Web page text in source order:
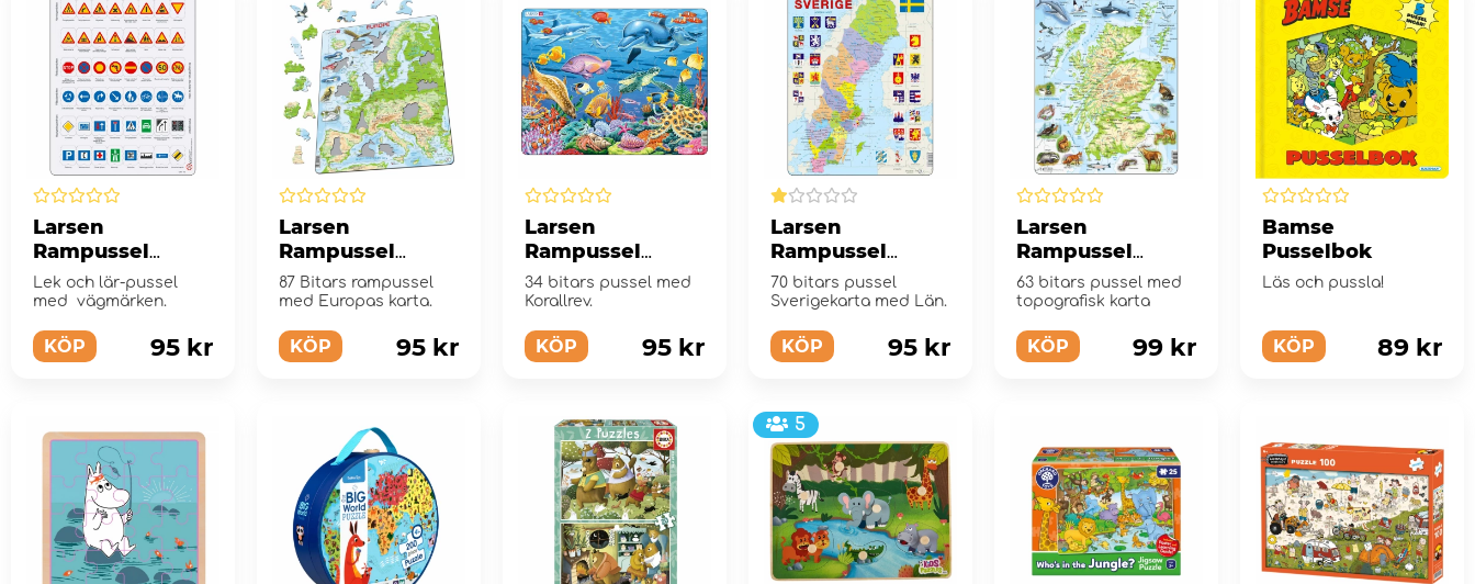
Larsen
Rampussel
Vägmärken 48
Bitar
Lek och lär-pussel
med vägmärken.
KÖP 95 kr
Larsen
Rampussel
Europa karta 87
Bitar
87 Bitars rampussel
med Europas karta.
KÖP 95 kr
Larsen
Rampussel
Korallrev 34
Bitar
34 bitars pussel med
Korallrev.
KÖP 95 kr
Larsen
Rampussel
Sverige Län 70
Bitar
70 bitars pussel
Sverigekarta med Län.
KÖP 95 kr
Larsen
Rampussel
Scotland 63
Bitar
63 bitars pussel med
topografisk karta
KÖP 99 kr
Bamse
Pusselbok
Läs och pussla!
KÖP 89 kr
5